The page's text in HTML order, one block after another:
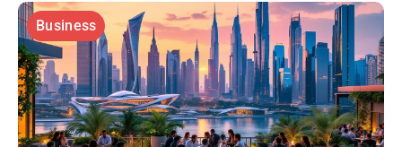
Business